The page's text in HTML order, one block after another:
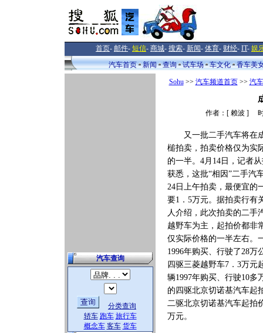
首页- 邮件- 短信- 商城- 搜索- 新闻- 体育- 财经- IT- 娱
汽车首页
新闻 查询 试车场 车文化 香车美
汽车查询
分类查询
轿车 跑车 旅行车
概念车 客车 货车
Sohu>> 汽车频道首页>> 汽
作者：[ 赖波 ] 时
又一批二手汽车将在
槌拍卖，拍卖价格仅为实
的一半。4月14日，记者
获悉，这批“相因”二手汽
24日上午拍卖，最便宜的
要1．5万元。据拍卖行有
人介绍，此次拍卖的二手
越野车为主，起拍价都非
仅实际价格的一半左右。
1996年购买、行驶了28万
四驱三菱越野车7．3万元
辆1997年购买、行驶10多
的四驱北京切诺基汽车起
二驱北京切诺基汽车起拍
万元。